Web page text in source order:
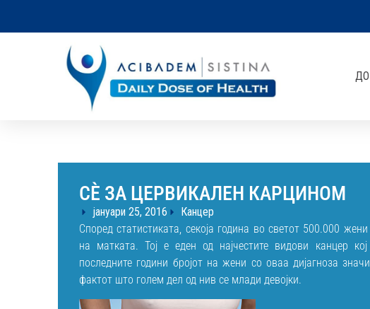
СÈ ЗА ЦЕРВИКАЛЕН КАРЦИНОМ
јануари 25, 2016
Канцер
Според статистиката, секоја година во светот 500.000
на матката. Тој е еден од најчестите видови канцер
последните години бројот на жени со оваа дијагноза
фактот што голем дел од нив се млади девојки.